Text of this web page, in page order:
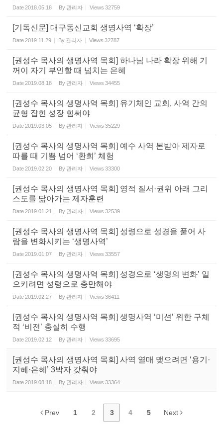
Date 2018.05.18 By 관리자 Views 32759
[기독신문] 대구동신교회 생명사역 ‘확장’
Date 2019.11.29 By 관리자 Views 32787
[권성수 목사의 생명사역 목회] 하나님 나라 확장 위해 기
꺼이 자기 부인할 때 넘치는 은혜
Date 2019.08.18 By 관리자 Views 34455
[권성수 목사의 생명사역 목회] 유기체인 교회, 사역 간의
균형 잡힌 성장 힘써야
Date 2019.03.05 By 관리자 Views 35229
[권성수 목사의 생명사역 목회] 예수 사역 본받아 제자로
따를 때 기쁨 넘어 ‘환희’ 체험
Date 2019.02.20 By 관리자 Views 33300
[권성수 목사의 생명사역 목회] 영적 질서·권위 아래 그리
스도를 닮아가는 제자훈련
Date 2019.01.21 By 관리자 Views 32539
[권성수 목사의 생명사역 목회] 성령으로 성경을 풀어 사
람을 변화시키는 ‘생명사역’
Date 2019.01.07 By 관리자 Views 33557
[권성수 목사의 생명사역 목회] 성경으로 ‘생명의 변화’ 일
으키려면 성령으로 충만해야
Date 2019.02.27 By 관리자 Views 36411
[권성수 목사의 생명사역 목회] 생명사역 ‘미션’ 위한 구체
적 ‘비전’ 충실히 수행
Date 2019.02.12 By 관리자 Views 33695
[권성수 목사의 생명사역 목회] 사역 열매 맺으려면 ‘용기·
지혜·은혜’ 3박자 갖춰야
Date 2019.08.18 By 관리자 Views 33364
Prev 1 2 3 4 5 Next